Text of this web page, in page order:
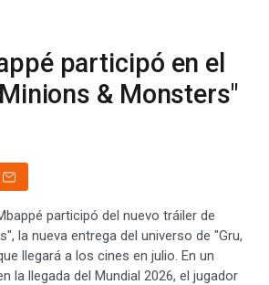
participó en el
& Monsters"
participó del nuevo tráiler de
la nueva entrega del universo de "Gru,
llegará a los cines en julio. En un
la llegada del Mundial 2026, el jugador